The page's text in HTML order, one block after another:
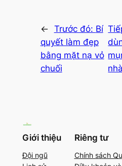
← Trước đó: Bí
quyết làm đẹp
bằng mặt nạ vỏ
chuối
nhà
Giới thiệu
Đội ngũ
Riêng tư
Chính sách